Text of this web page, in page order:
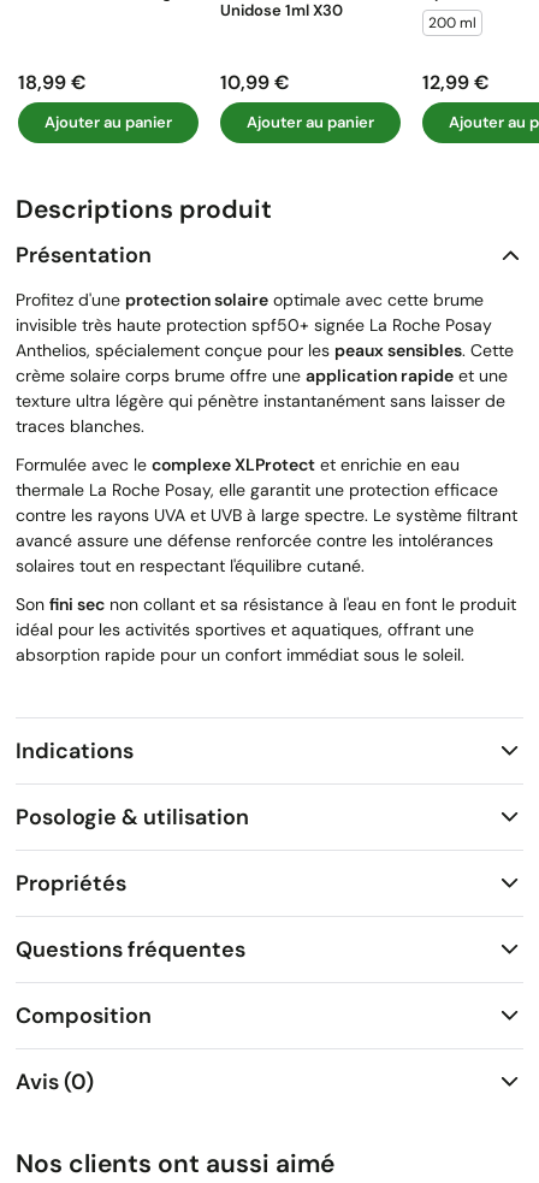
Prix
18,99 €
Ajouter au panier
Unidose 1ml X30
Prix
10,99 €
Ajouter au panier
200 ml
Prix
12,99 €
Ajouter au
Descriptions produit
Présentation
Profitez d'une protection solaire optimale avec cette brume
invisible très haute protection spf50+ signée La Roche Posay
Anthelios, spécialement conçue pour les peaux sensibles. Cette
crème solaire corps brume offre une application rapide et une
texture ultra légère qui pénètre instantanément sans laisser de
traces blanches.
Formulée avec le complexe XLProtect et enrichie en eau
thermale La Roche Posay, elle garantit une protection efficace
contre les rayons UVA et UVB à large spectre. Le système filtrant
avancé assure une défense renforcée contre les intolérances
solaires tout en respectant l'équilibre cutané.
Son fini sec non collant et sa résistance à l'eau en font le produit
idéal pour les activités sportives et aquatiques, offrant une
absorption rapide pour un confort immédiat sous le soleil.
Indications
Posologie & utilisation
Propriétés
Questions fréquentes
Composition
Avis (0)
Nos clients ont aussi aimé